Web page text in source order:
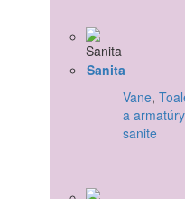
Sanita
Vane,
a armatúry
sanite